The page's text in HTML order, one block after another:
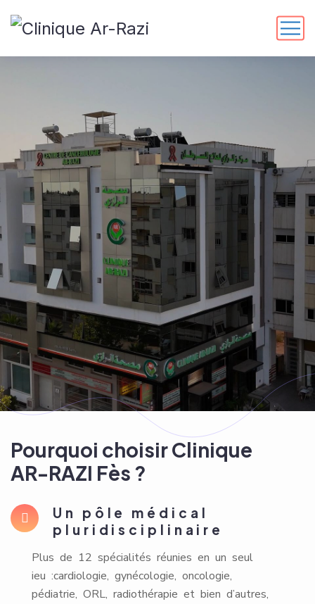
Pourquoi choisir Clinique
AR-RAZI Fès ?
Un pôle médical
pluridisciplinaire
Plus de 12 spécialités réunies en un seul
ieu :cardiologie, gynécologie, oncologie,
pédiatrie, ORL, radiothérapie et bien d’autres,